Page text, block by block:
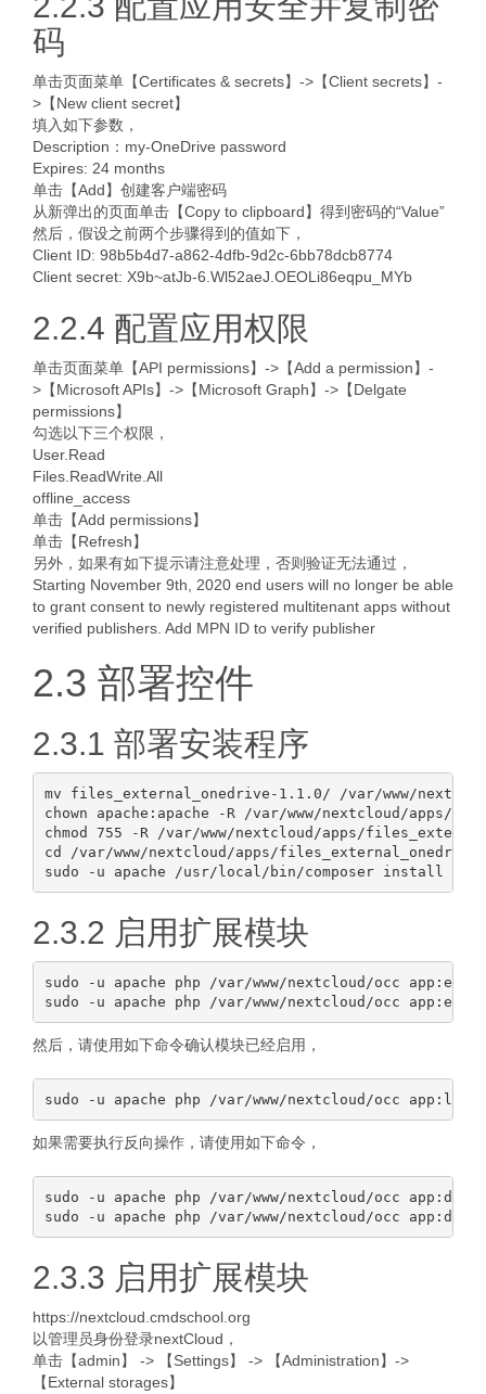
码
单击页面菜单【Certificates & secrets】->【Client secrets】-
>【New client secret】
填入如下参数，
Description：my-OneDrive password
Expires: 24 months
单击【Add】创建客户端密码
从新弹出的页面单击【Copy to clipboard】得到密码的“Value”
然后，假设之前两个步骤得到的值如下，
Client ID: 98b5b4d7-a862-4dfb-9d2c-6bb78dcb8774
Client secret: X9b~atJb-6.Wl52aeJ.OEOLi86eqpu_MYb
2.2.4 配置应用权限
单击页面菜单【API permissions】->【Add a permission】-
>【Microsoft APIs】->【Microsoft Graph】->【Delgate
permissions】
勾选以下三个权限，
User.Read
Files.ReadWrite.All
offline_access
单击【Add permissions】
单击【Refresh】
另外，如果有如下提示请注意处理，否则验证无法通过，
Starting November 9th, 2020 end users will no longer be able
to grant consent to newly registered multitenant apps without
verified publishers. Add MPN ID to verify publisher
2.3 部署控件
2.3.1 部署安装程序
mv files_external_onedrive-1.1.0/ /var/www/
chown apache:apache -R /var/www/nextcloud/apps/
chmod 755 -R /var/www/nextcloud/apps/
cd /var/www/nextcloud/apps/files_external_onedrive/
2.3.2 启用扩展模块
sudo -u apache php /var/www/nextcloud/occ
然后，请使用如下命令确认模块已经启用，
如果需要执行反向操作，请使用如下命令，
sudo -u apache php /var/www/nextcloud/occ
2.3.3 启用扩展模块
https://nextcloud.cmdschool.org
以管理员身份登录nextCloud，
单击【admin】 -> 【Settings】 -> 【Administration】->
【External storages】